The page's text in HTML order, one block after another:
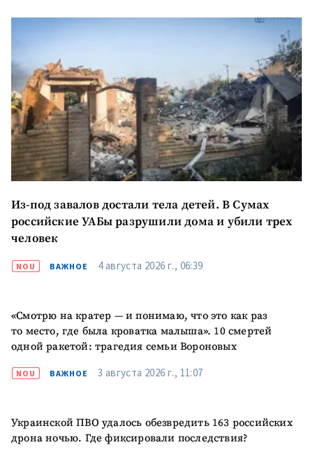
Из-под завалов достали тела детей. В Сумах
российские УАБы разрушили дома и убили трех
человек
NOU ВАЖНОЕ 4 августа 2026 г., 06:39
«Смотрю на кратер — и понимаю, что это как раз
то место, где была кроватка малыша». 10 смертей
одной ракетой: трагедия семьи Вороновых
NOU ВАЖНОЕ 3 августа 2026 г., 11:07
Украинской ПВО удалось обезвредить 163 российских
дрона ночью. Где фиксировали последствия?